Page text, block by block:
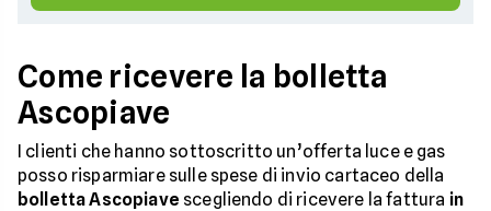
Come ricevere la bolletta
Ascopiave
I clienti che hanno sottoscritto un’offerta luce e gas
posso risparmiare sulle spese di invio cartaceo della
bolletta Ascopiave scegliendo di ricevere la fattura in